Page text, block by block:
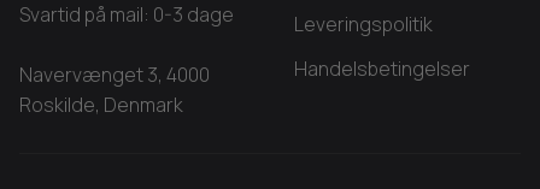
Leveringspolitik
Handelsbetingelser
Svartid på mail: 0-3 dage
Navervænget 3, 4000
Roskilde, Denmark